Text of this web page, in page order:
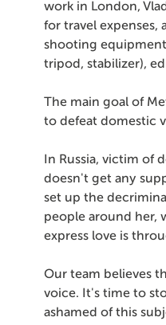
work in London,
for travel expenses,
shooting
tripod, stabilizer),
The main goal of
to defeat domestic
In Russia, victim of
doesn't get any
set up the
people around her,
express love is
Our team believes
voice. It's time to
ashamed of this